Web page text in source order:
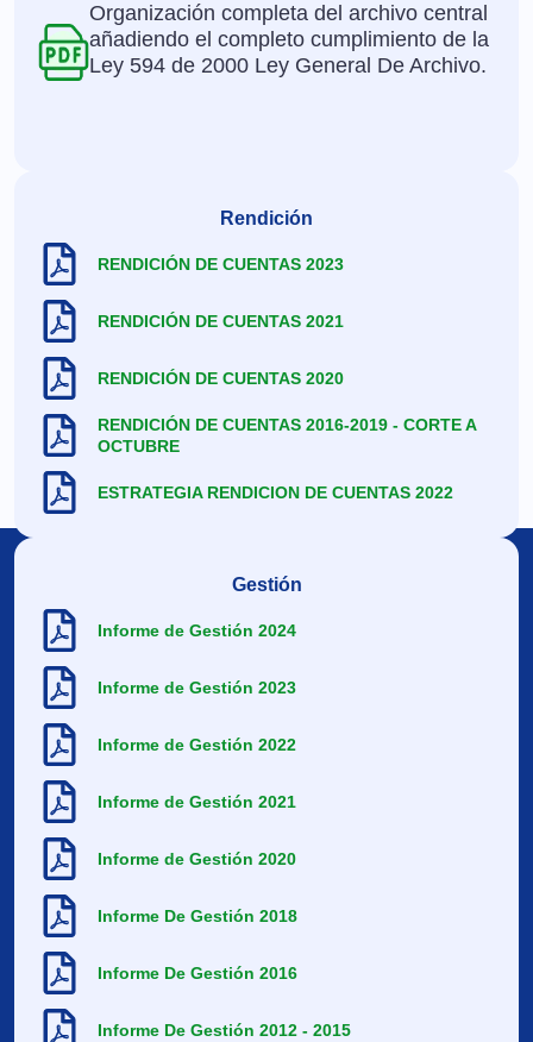
Organización completa del archivo central
añadiendo el completo cumplimiento de la
Ley 594 de 2000 Ley General De Archivo.
Rendición
RENDICIÓN DE CUENTAS 2023
RENDICIÓN DE CUENTAS 2021
RENDICIÓN DE CUENTAS 2020
RENDICIÓN DE CUENTAS 2016-2019 - CORTE A
OCTUBRE
ESTRATEGIA RENDICION DE CUENTAS 2022
Gestión
Informe de Gestión 2024
Informe de Gestión 2023
Informe de Gestión 2022
Informe de Gestión 2021
Informe de Gestión 2020
Informe De Gestión 2018
Informe De Gestión 2016
Informe De Gestión 2012 - 2015